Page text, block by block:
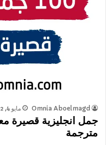
Omnia Aboelmagd مايو 4, 2022
مترجمة